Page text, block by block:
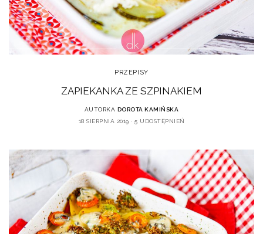
PRZEPISY
ZAPIEKANKA ZE SZPINAKIEM
AUTORKA DOROTA KAMIŃSKA
18 SIERPNIA 2019
5 UDOSTĘPNIEŃ